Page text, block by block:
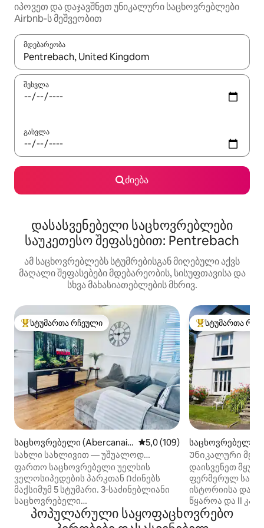
იპოვეთ და დაჯავშნეთ უნიკალური საცხოვრებლები
Airbnb-ს მეშვეობით
მდებარეობა
როცა შედეგები ხელმისაწვდომი გახდება, ნავიგაციისთვის
შესვლა
გასვლა
ძიება
დასასვენებელი საცხოვრებლები
საუკეთესო შეფასებით: Pentrebach
ამ საცხოვრებლებს სტუმრებისგან მიღებული აქვს
მაღალი შეფასებები მდებარეობის, სისუფთავისა და
სხვა მახასიათებლების მხრივ.
სტუმართა რჩეული მოწინავე ვარიანტი
სტუმართა რჩეული
საცხოვრებელი (Abercanai
d)
საშუალო შეფასებაა 5‑დან
5,0 (109)
სახლი სახლივით — უშუალოდ
Bike Park Wales‑ის ქვეშ
ფართო საცხოვრებელი უელსის
ველოსიპედების პარკთან Იძინებს
მაქსიმუმ 5 სტუმარი. 3‑საძინებლიანი
საცხოვრებელი
1 დიდი ორმაგი საწოლით და
3 ორადგილიანი საწოლით უელსის
სტუმართა
სტუმართა
საცხოვრებელი
Უნიკალური
ფართო 3-
სახლი
დაისვენეთ
ფერმერულ
ისტორიისა და
წყაროა და II
არქიტექტურული
სარგებლობს.
პოპულარული საყოფაცხოვრებო